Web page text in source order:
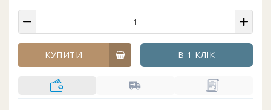
КУПИТИ В 1 КЛІК